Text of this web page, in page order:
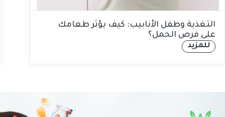
التغذية وطفل الأنابيب: كيف يؤثر طعامك
على فرص الحمل؟
للمزيد